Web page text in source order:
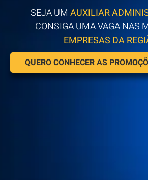
SEJA UMAUXILIAR
CONSIGA UMA VAGA NAS
EMPRESAS DA
QUERO CONHECER AS